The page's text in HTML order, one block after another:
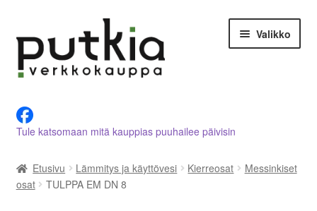
navigointiin
sisältöön
Valikko
Tietoja meistä
Asiakastilini
Tule katsomaan mitä kauppias puuhailee päivisin
Etusivu Lämmitys ja käyttövesi Kierreosat
Messinkiset
osat
TULPPA EM DN 8